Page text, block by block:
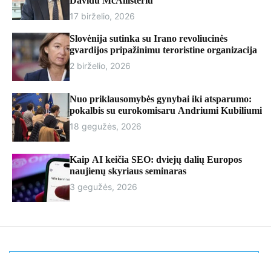
17 birželio, 2026
Slovėnija sutinka su Irano revoliucinės
gvardijos pripažinimu teroristine organizacija
2 birželio, 2026
Nuo priklausomybės gynybai iki atsparumo:
pokalbis su eurokomisaru Andriumi Kubiliumi
18 gegužės, 2026
Kaip AI keičia SEO: dviejų dalių Europos
naujienų skyriaus seminaras
3 gegužės, 2026